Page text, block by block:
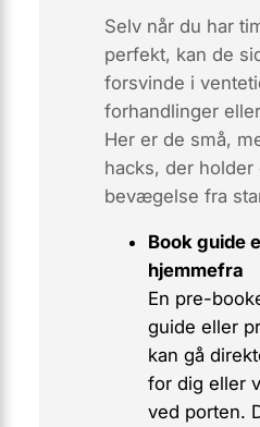
Selv når du har
perfekt, kan de
forsvinde i
forhandlinger
Her er de små,
hacks, der holder
bevægelse fra
Book guide
hjemmefra
En pre-
guide eller
kan gå
for dig eller
ved porten.